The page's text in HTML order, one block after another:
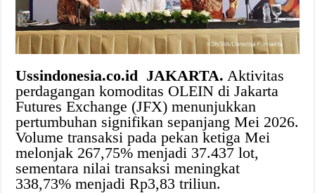
Ussindonesia.co.id JAKARTA. Aktivitas
perdagangan komoditas OLEIN di Jakarta
Futures Exchange (JFX) menunjukkan
pertumbuhan signifikan sepanjang Mei 2026.
Volume transaksi pada pekan ketiga Mei
melonjak 267,75% menjadi 37.437 lot,
sementara nilai transaksi meningkat
338,73% menjadi Rp3,83 triliun.